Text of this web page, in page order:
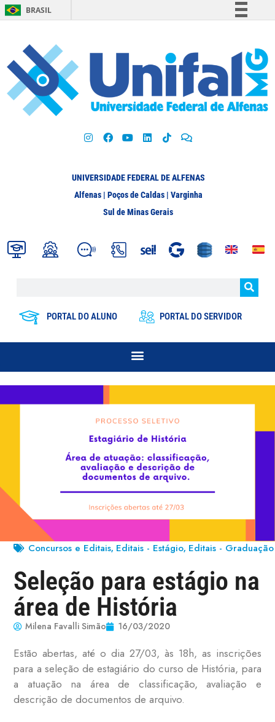
BRASIL
Participe
Acesso à informação
Legislação
UNIVERSIDADE FEDERAL DE ALFENAS
Alfenas | Poços de Caldas | Varginha
Sul de Minas Gerais
PORTAL DO ALUNO PORTAL DO SERVIDOR
Concursos e Editais, Editais - Estágio, Editais - Graduação
Seleção para estágio na
área de História
Milena Favalli Simão 16/03/2020
Estão abertas, até o dia 27/03, às 18h, as inscrições
para a seleção de estagiário do curso de História, para
a atuação na área de classificação, avaliação e
descrição de documentos de arquivo.